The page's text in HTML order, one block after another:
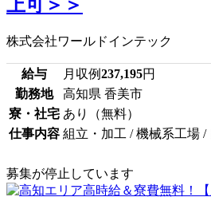
上可＞＞
株式会社ワールドインテック
給与 月収例237,195円
勤務地
高知県 香美市
寮・社宅 あり（無料）
仕事内容 組立・加工 / 機械系工場 /
募集が停止しています